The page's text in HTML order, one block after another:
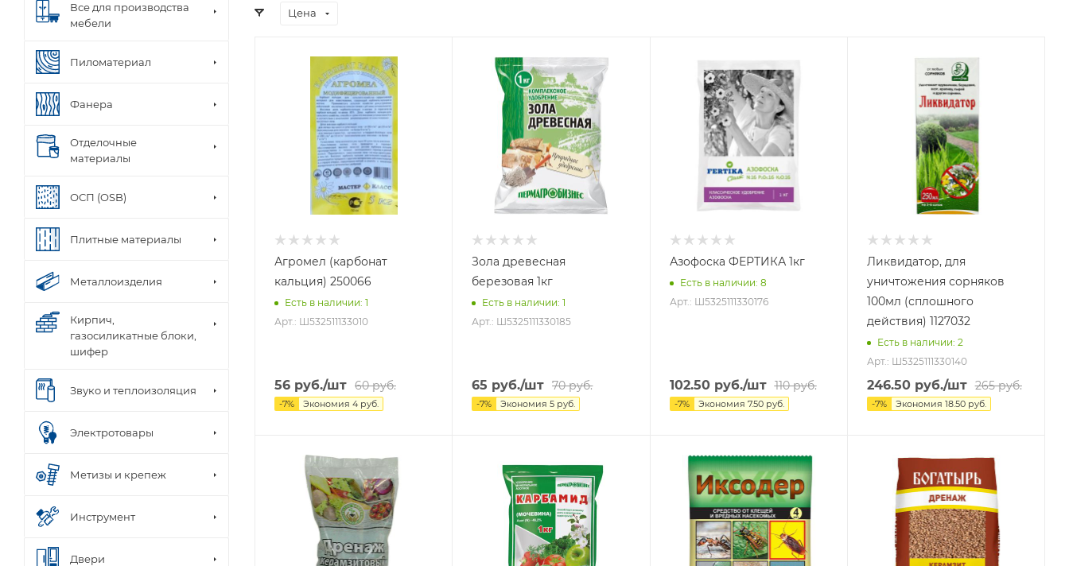
Цена
Агромел (карбонат
кальция) 250066
Есть в наличии: 1
Арт.: Ш532511133010
56 руб./шт 60руб.
-7% Экономия 4 руб.
Зола древесная
березовая 1кг
Есть в наличии: 1
Арт.: Ш5325111330185
65 руб./шт 70руб.
-7% Экономия5 руб.
Азофоска ФЕРТИКА 1кг
Есть в наличии: 8
Арт.: Ш5325111330176
102.50руб./шт 110руб.
-7% Экономия 7.50руб.
Ликвидатор, для
уничтожения сорняков
100мл (сплошного
действия) 1127032
Есть в наличии: 2
Арт.: Ш5325111330140
246.50руб./шт 265руб.
-7% Экономия 18.50руб.
Все для производства
мебели
Пиломатериал
Фанера
Отделочные
материалы
ОСП (OSB)
Плитные материалы
Металлоизделия
Кирпич,
газосиликатные блоки,
шифер
Звуко и теплоизоляция
Электротовары
Метизы и крепеж
Инструмент
Двери